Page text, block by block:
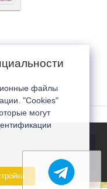
файлы
"Cookies"
могут